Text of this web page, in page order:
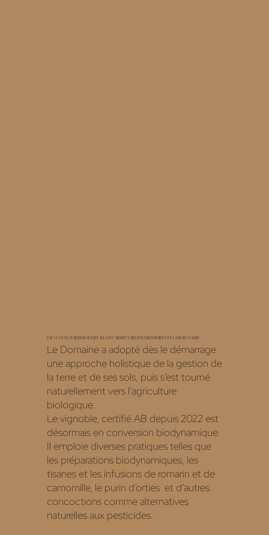
UNE VITICULTURE BIOLOGIQUE ALLIANT RESPECT DE L’ENVIRONNEMENT ET LA BIODYNAMIE
Le Domaine a adopté dès le démarrage
une approche holistique de la gestion de
la terre et de ses sols, puis s’est tourné
naturellement vers l'agriculture
biologique.
Le vignoble, certifié AB depuis 2022 est
désormais en conversion biodynamique.
Il emploie diverses pratiques telles que
les préparations biodynamiques, les
tisanes et les infusions de romarin et de
camomille, le purin d’orties et d’autres
concoctions comme alternatives
naturelles aux pesticides.